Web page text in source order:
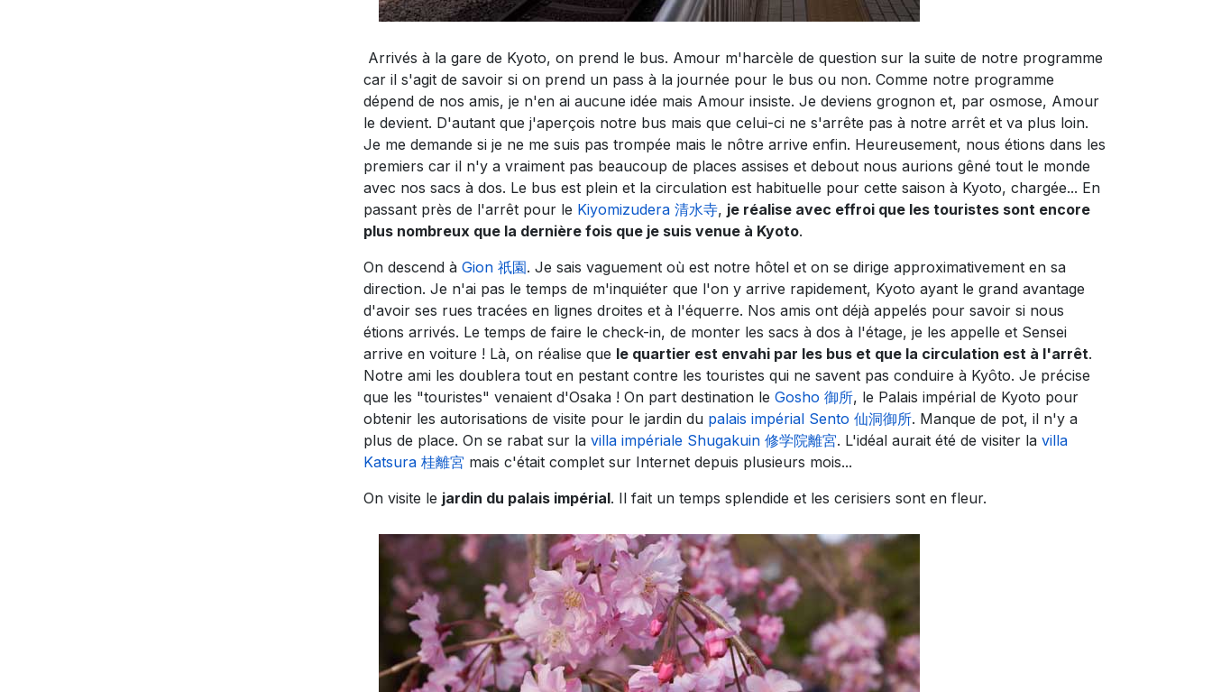
Arrivés à la gare de Kyoto, on prend le bus. Amour m'harcèle de question sur la suite de notre programme
car il s'agit de savoir si on prend un pass à la journée pour le bus ou non. Comme notre programme
dépend de nos amis, je n'en ai aucune idée mais Amour insiste. Je deviens grognon et, par osmose, Amour
le devient. D'autant que j'aperçois notre bus mais que celui-ci ne s'arrête pas à notre arrêt et va plus loin.
Je me demande si je ne me suis pas trompée mais le nôtre arrive enfin. Heureusement, nous étions dans les
premiers car il n'y a vraiment pas beaucoup de places assises et debout nous aurions gêné tout le monde
avec nos sacs à dos. Le bus est plein et la circulation est habituelle pour cette saison à Kyoto, chargée... En
passant près de l'arrêt pour le Kiyomizudera 清水寺, je réalise avec effroi que les touristes sont encore
plus nombreux que la dernière fois que je suis venue à Kyoto.
On descend à Gion 祇園. Je sais vaguement où est notre hôtel et on se dirige approximativement en sa
direction. Je n'ai pas le temps de m'inquiéter que l'on y arrive rapidement, Kyoto ayant le grand avantage
d'avoir ses rues tracées en lignes droites et à l'équerre. Nos amis ont déjà appelés pour savoir si nous
étions arrivés. Le temps de faire le check-in, de monter les sacs à dos à l'étage, je les appelle et Sensei
arrive en voiture ! Là, on réalise que le quartier est envahi par les bus et que la circulation est à l'arrêt.
Notre ami les doublera tout en pestant contre les touristes qui ne savent pas conduire à Kyôto. Je précise
que les "touristes" venaient d'Osaka ! On part destination le Gosho 御所, le Palais impérial de Kyoto pour
obtenir les autorisations de visite pour le jardin du palais impérial Sento 仙洞御所. Manque de pot, il n'y a
plus de place. On se rabat sur la villa impériale Shugakuin 修学院離宮. L'idéal aurait été de visiter la villa
Katsura 桂離宮 mais c'était complet sur Internet depuis plusieurs mois...
On visite le jardin du palais impérial. Il fait un temps splendide et les cerisiers sont en fleur.